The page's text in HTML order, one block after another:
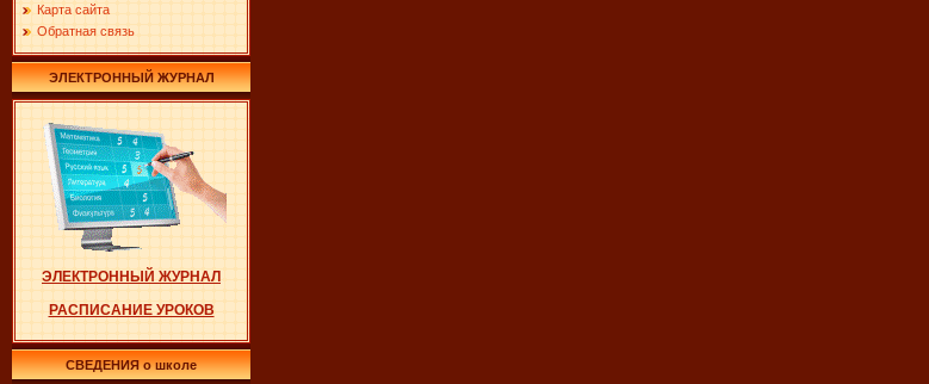
Карта сайта
Обратная связь
ЭЛЕКТРОННЫЙ ЖУРНАЛ
ЭЛЕКТРОННЫЙ ЖУРНАЛ
РАСПИСАНИЕ УРОКОВ
СВЕДЕНИЯ о школе